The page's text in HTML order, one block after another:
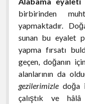
birbirinden
yapmaktadır.
sunan bu eyalet
yapma fırsatı
geçen, doğanın
alanlarının da
gezilerimizledoğa
çalıştık ve